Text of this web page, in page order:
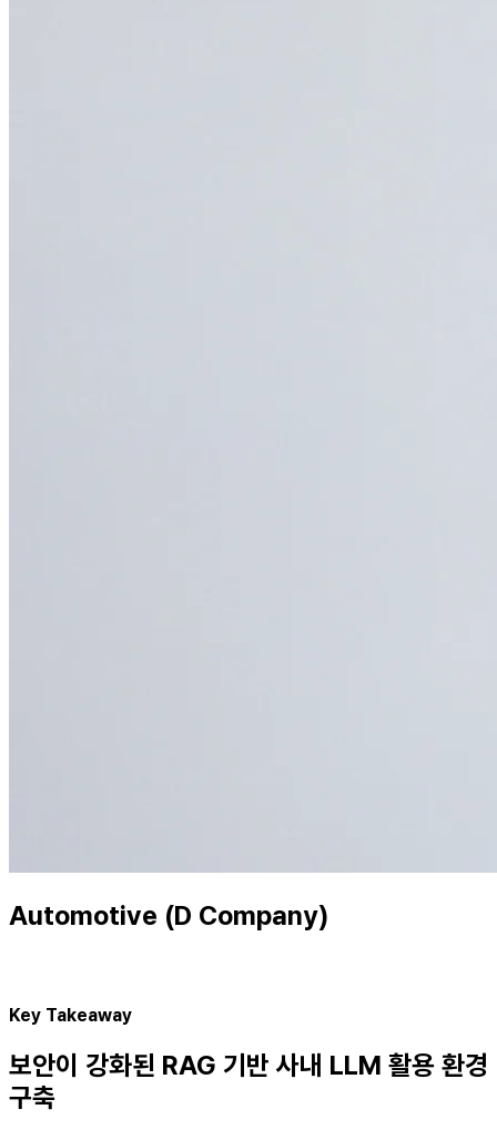
Automotive (D Company)
Key Takeaway
보안이 강화된 RAG 기반 사내 LLM 활용 환경
구축